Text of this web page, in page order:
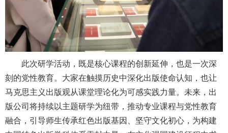
此次研学活动，既是核心课程的创新延伸，也是一次深
刻的党性教育。大家在触摸历史中深化出版使命认知，也让
马克思主义出版观从课堂理论化为可感实践力量。未来，出
版公司将持续以主题研学为纽带，推动专业课程与党性教育
融合，引导师生传承红色出版基因、坚守文化初心，为构建